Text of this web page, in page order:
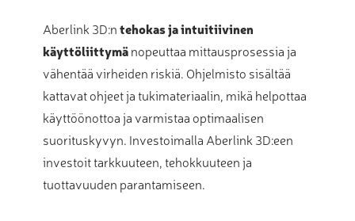
Aberlink 3D:ntehokas ja intuitiivinen
käyttöliittymänopeuttaa mittausprosessia ja
vähentää virheiden riskiä. Ohjelmisto sisältää
kattavat ohjeet ja tukimateriaalin, mikä helpottaa
käyttöönottoa ja varmistaa optimaalisen
suorituskyvyn. Investoimalla Aberlink 3D:een
investoit tarkkuuteen, tehokkuuteen ja
tuottavuuden parantamiseen.